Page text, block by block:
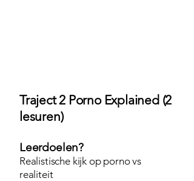
Traject 2 Porno Explained (2
lesuren)
Leerdoelen?
Realistische kijk op porno vs
realiteit